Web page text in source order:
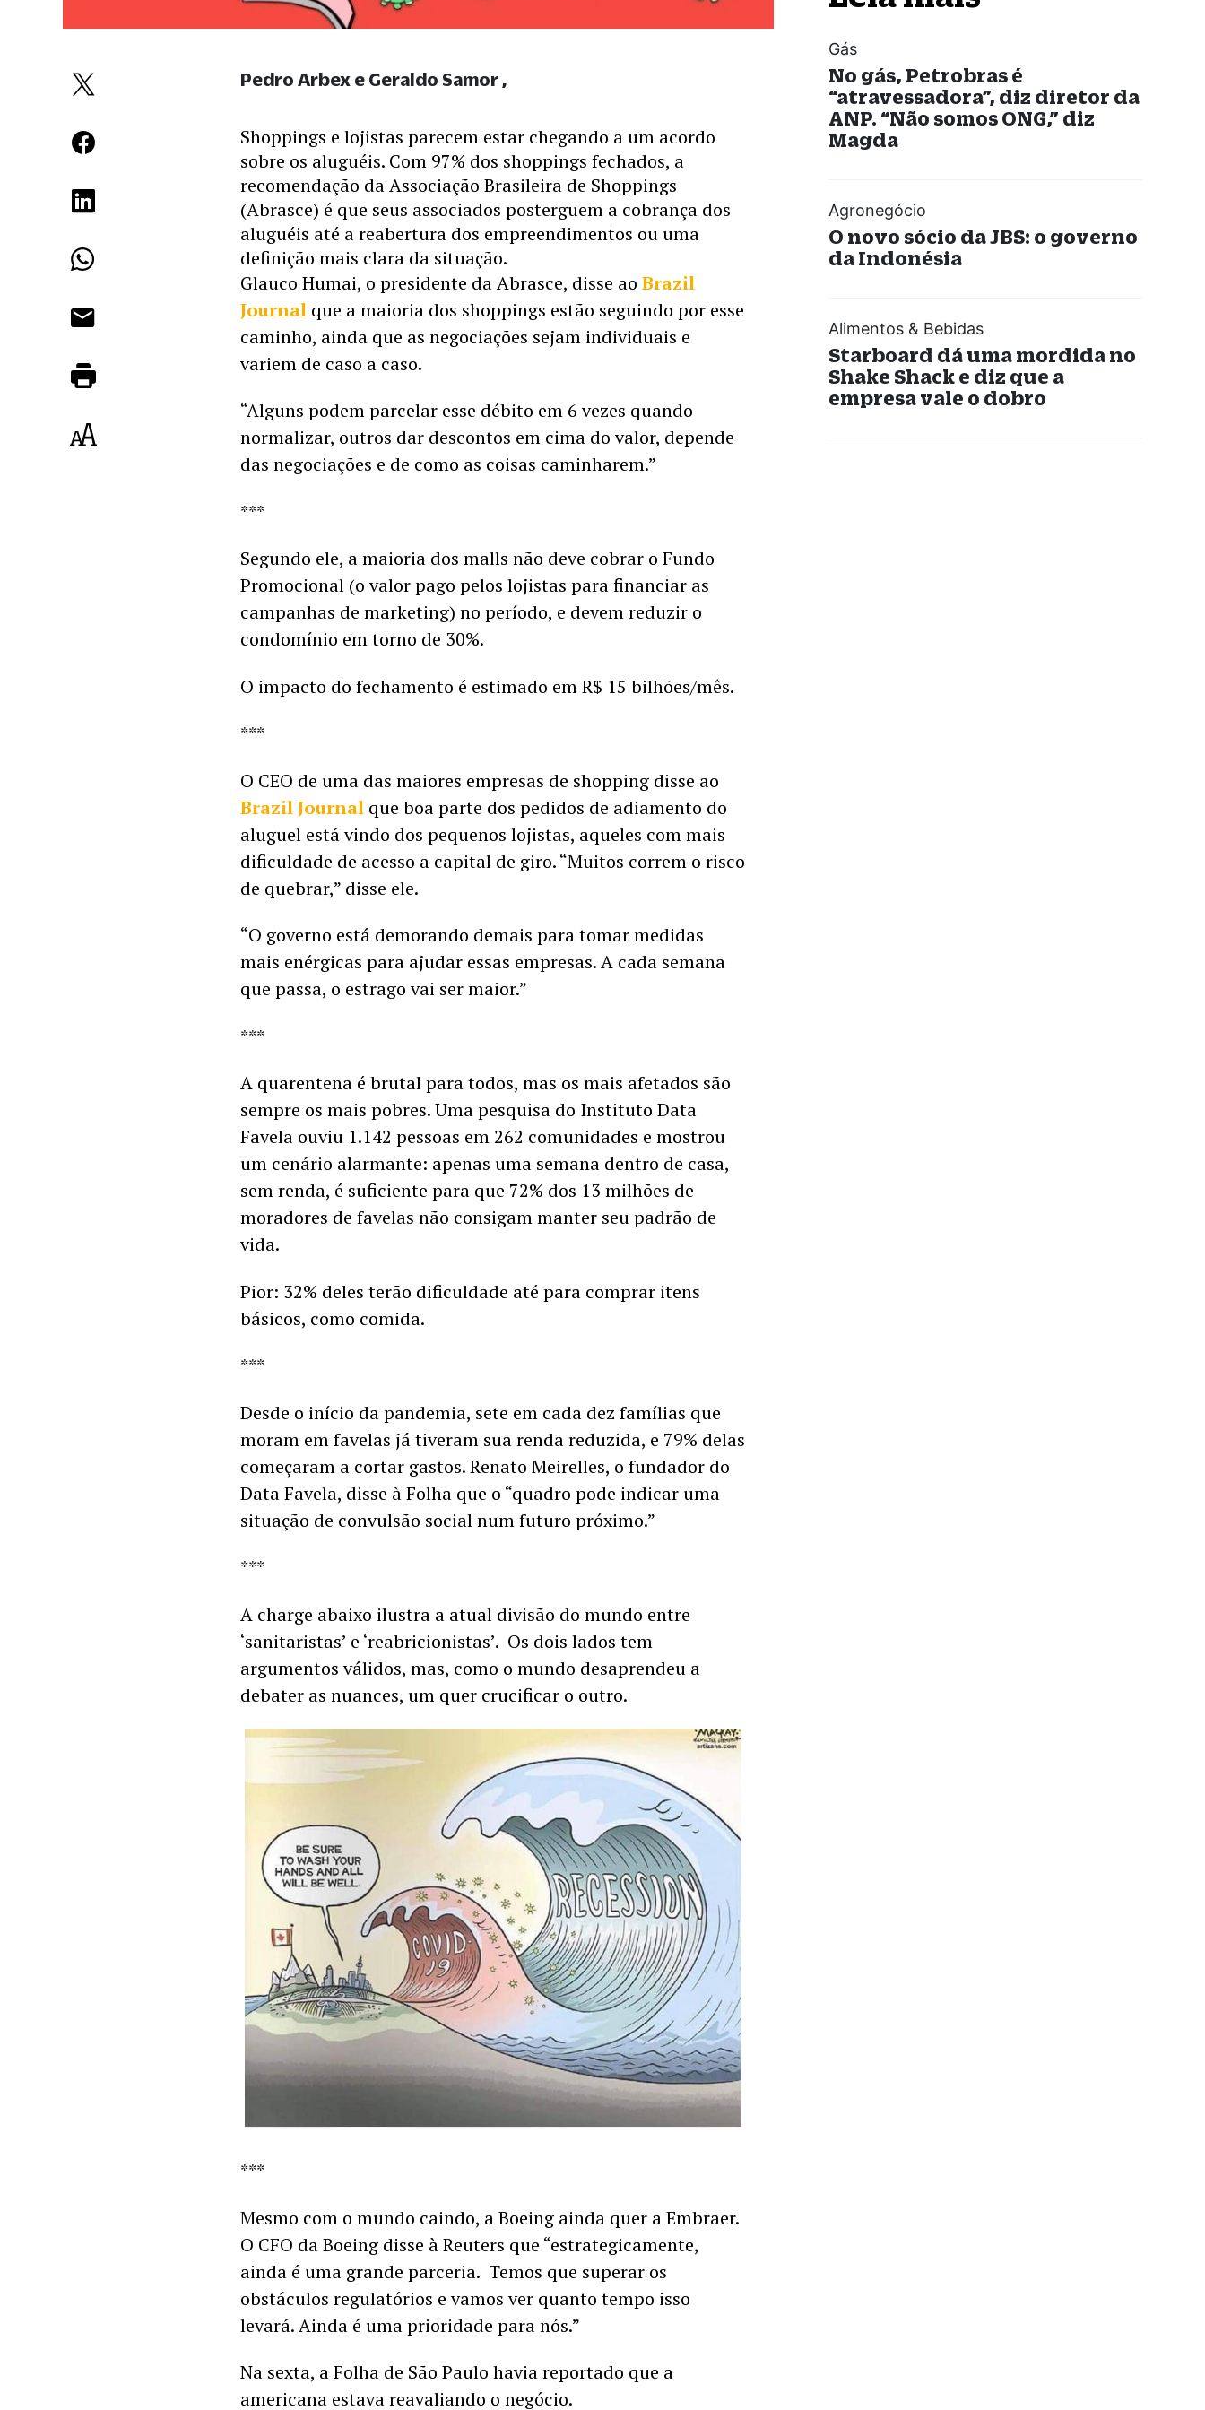
Shoppings e lojistas parecem estar chegando a um acordo
sobre os aluguéis. Com 97% dos shoppings fechados, a
recomendação da Associação Brasileira de Shoppings
(Abrasce) é que seus associados posterguem a cobrança dos
aluguéis até a reabertura dos empreendimentos ou uma
definição mais clara da situação.
Glauco Humai, o presidente da Abrasce, disse ao Brazil
Journal que a maioria dos shoppings estão seguindo por esse
caminho, ainda que as negociações sejam individuais e
variem de caso a caso.
“Alguns podem parcelar esse débito em 6 vezes quando
normalizar, outros dar descontos em cima do valor, depende
das negociações e de como as coisas caminharem.”
***
Segundo ele, a maioria dos malls não deve cobrar o Fundo
Promocional (o valor pago pelos lojistas para financiar as
campanhas de marketing) no período, e devem reduzir o
condomínio em torno de 30%.
O impacto do fechamento é estimado em R$ 15 bilhões/mês.
***
Brazil Journal que boa parte dos pedidos de adiamento do
aluguel está vindo dos pequenos lojistas, aqueles com mais
dificuldade de acesso a capital de giro. “Muitos correm o risco
de quebrar,” disse ele.
“O governo está demorando demais para tomar medidas
mais enérgicas para ajudar essas empresas. A cada semana
que passa, o estrago vai ser maior.”
***
A quarentena é brutal para todos, mas os mais afetados são
sempre os mais pobres. Uma pesquisa do Instituto Data
Favela ouviu 1.142 pessoas em 262 comunidades e mostrou
um cenário alarmante: apenas uma semana dentro de casa,
sem renda, é suficiente para que 72% dos 13 milhões de
moradores de favelas não consigam manter seu padrão de
vida.
Pior: 32% deles terão dificuldade até para comprar itens
básicos, como comida.
***
Desde o início da pandemia, sete em cada dez famílias que
moram em favelas já tiveram sua renda reduzida, e 79% delas
começaram a cortar gastos. Renato Meirelles, o fundador do
Data Favela, disse à Folha que o “quadro pode indicar uma
situação de convulsão social num futuro próximo.”
***
A charge abaixo ilustra a atual divisão do mundo entre
‘sanitaristas’ e ‘reabricionistas’.  Os dois lados tem
argumentos válidos, mas, como o mundo desaprendeu a
debater as nuances, um quer crucificar o outro.
***
Mesmo com o mundo caindo, a Boeing ainda quer a Embraer.
O CFO da Boeing disse à Reuters que “estrategicamente,
ainda é uma grande parceria.  Temos que superar os
obstáculos regulatórios e vamos ver quanto tempo isso
levará. Ainda é uma prioridade para nós.”
Na sexta, a Folha de São Paulo havia reportado que a
americana estava reavaliando o negócio.
Pedro Arbex e Geraldo Samor
Gás
No gás, Petrobras é
“atravessadora”, diz diretor da
ANP. “Não somos ONG,” diz
Magda
Agronegócio
O novo sócio da JBS: o governo
da Indonésia
Alimentos & Bebidas
Starboard dá uma mordida no
Shake Shack e diz que a
empresa vale o dobro